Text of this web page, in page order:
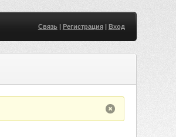
Связь| Регистрация| Вход